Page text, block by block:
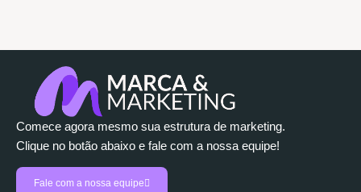
Comece agora mesmo sua estrutura de marketing.
Clique no botão abaixo e fale com a nossa equipe!
Fale com a nossa equipe